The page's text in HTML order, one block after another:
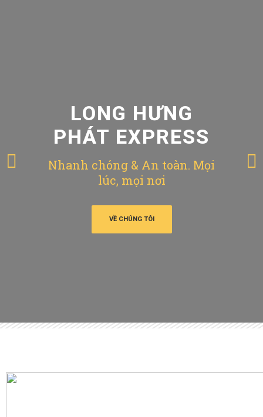
LONG HƯNG
PHÁT EXPRESS
Nhanh chóng & An toàn. Mọi
lúc, mọi nơi
VỀ CHÚNG TÔI